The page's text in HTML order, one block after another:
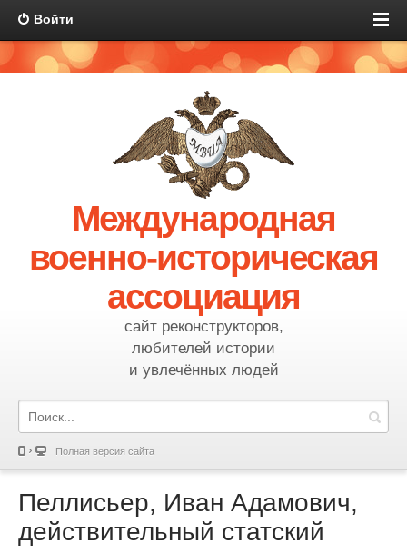
Войти
Международная
военно-историческая
ассоциация
сайт реконструкторов,
любителей истории
и увлечённых людей
Полная версия сайта
Пеллисьер, Иван Адамович,
действительный статский